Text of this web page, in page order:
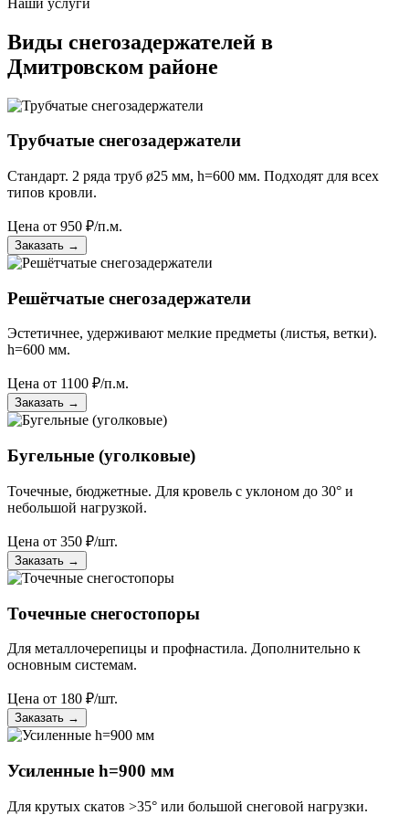
Виды снегозадержателей в
Дмитровском районе
Трубчатые снегозадержатели
Стандарт. 2 ряда труб ø25 мм, h=600 мм. Подходят для всех
типов кровли.
Цена от 950 ₽/п.м.
Заказать →
Решётчатые снегозадержатели
Эстетичнее, удерживают мелкие предметы (листья, ветки).
h=600 мм.
Цена от 1100 ₽/п.м.
Заказать →
Бугельные (уголковые)
Точечные, бюджетные. Для кровель с уклоном до 30° и
небольшой нагрузкой.
Цена от 350 ₽/шт.
Заказать →
Точечные снегостопоры
Для металлочерепицы и профнастила. Дополнительно к
основным системам.
Цена от 180 ₽/шт.
Заказать →
Усиленные h=900 мм
Для крутых скатов >35° или большой снеговой нагрузки.